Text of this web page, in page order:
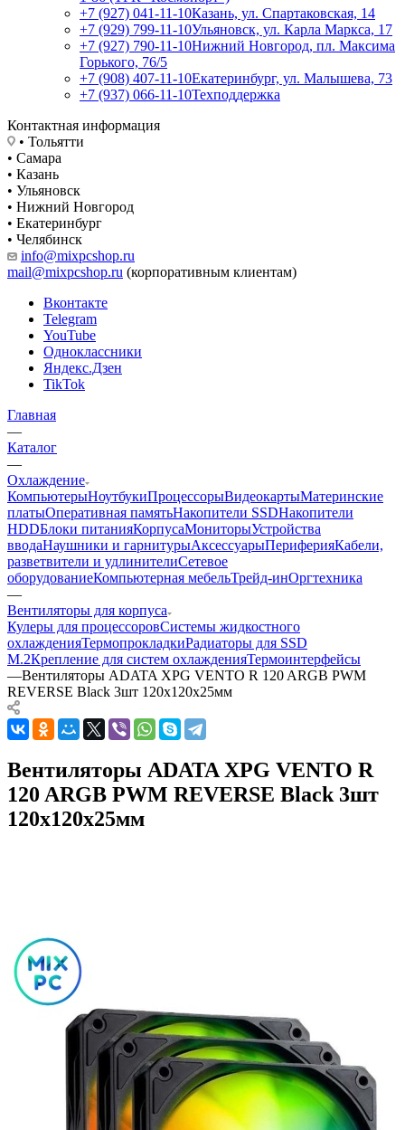
+7 (927) 041-11-10Казань, ул. Спартаковская, 14
+7 (929) 799-11-10Ульяновск, ул. Карла Маркса, 17
+7 (927) 790-11-10Нижний Новгород, пл. Максима
Горького, 76/5
+7 (908) 407-11-10Екатеринбург, ул. Малышева, 73
+7 (937) 066-11-10Техподдержка
Контактная информация
• Тольятти
• Самара
• Казань
• Ульяновск
• Нижний Новгород
• Екатеринбург
• Челябинск
info@mixpcshop.ru
mail@mixpcshop.ru (корпоративным клиентам)
Вконтакте
Telegram
YouTube
Одноклассники
Яндекс.Дзен
TikTok
Главная
—
Каталог
—
Охлаждение
КомпьютерыНоутбукиПроцессорыВидеокартыМатеринские
платыОперативная памятьНакопители SSDНакопители
HDDБлоки питанияКорпусаМониторыУстройства
вводаНаушники и гарнитурыАксессуарыПериферияКабели,
разветвители и удлинителиСетевое
оборудованиеКомпьютерная мебельТрейд-инОргтехника
—
Вентиляторы для корпуса
Кулеры для процессоровСистемы жидкостного
охлажденияТермопрокладкиРадиаторы для SSD
M.2Крепление для систем охлажденияТермоинтерфейсы
—Вентиляторы ADATA XPG VENTO R 120 ARGB PWM
REVERSE Black 3шт 120х120x25мм
Вентиляторы ADATA XPG VENTO R
120 ARGB PWM REVERSE Black 3шт
120х120x25мм